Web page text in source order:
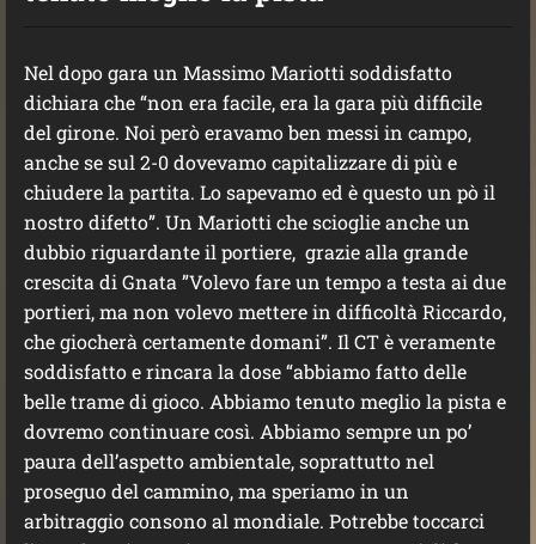
Nel dopo gara un Massimo Mariotti soddisfatto
dichiara che “non era facile, era la gara più difficile
del girone. Noi però eravamo ben messi in campo,
anche se sul 2-0 dovevamo capitalizzare di più e
chiudere la partita. Lo sapevamo ed è questo un pò il
nostro difetto”. Un Mariotti che scioglie anche un
dubbio riguardante il portiere, grazie alla grande
crescita di Gnata ”Volevo fare un tempo a testa ai due
portieri, ma non volevo mettere in difficoltà Riccardo,
che giocherà certamente domani”. Il CT è veramente
soddisfatto e rincara la dose “abbiamo fatto delle
belle trame di gioco. Abbiamo tenuto meglio la pista e
dovremo continuare così. Abbiamo sempre un po’
paura dell’aspetto ambientale, soprattutto nel
proseguo del cammino, ma speriamo in un
arbitraggio consono al mondiale. Potrebbe toccarci